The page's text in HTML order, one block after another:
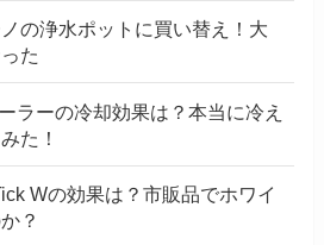
の浄水ポットに買い替え！大
た
ラーの冷却効果は？本当に冷え
た！
Wの効果は？市販品でホワイ
？